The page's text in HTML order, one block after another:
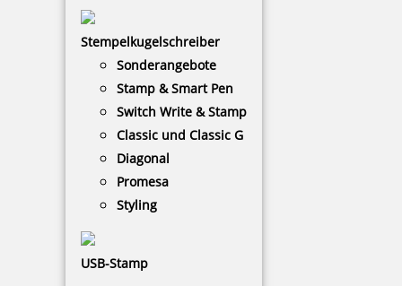
Stempelkugelschreiber
Sonderangebote
Stamp & Smart Pen
Switch Write & Stamp
Classic und Classic G
Diagonal
Promesa
Styling
USB-Stamp
Chipkarte für Modell 785/787